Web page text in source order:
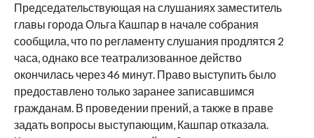
Председательствующая на слушаниях заместитель
главы города Ольга Кашпар в начале собрания
сообщила, что по регламенту слушания продлятся 2
часа, однако все театрализованное действо
окончилась через 46 минут. Право выступить было
предоставлено только заранее записавшимся
гражданам. В проведении прений, а также в праве
задать вопросы выступающим, Кашпар отказала.